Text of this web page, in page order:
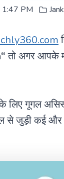
1:47 PM
“तो अगर आपके
लिए गूगल
से जुड़ी कई